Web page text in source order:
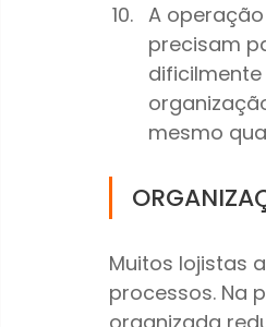
A
precisam
mesmo
Muitos lojistas
processos. Na